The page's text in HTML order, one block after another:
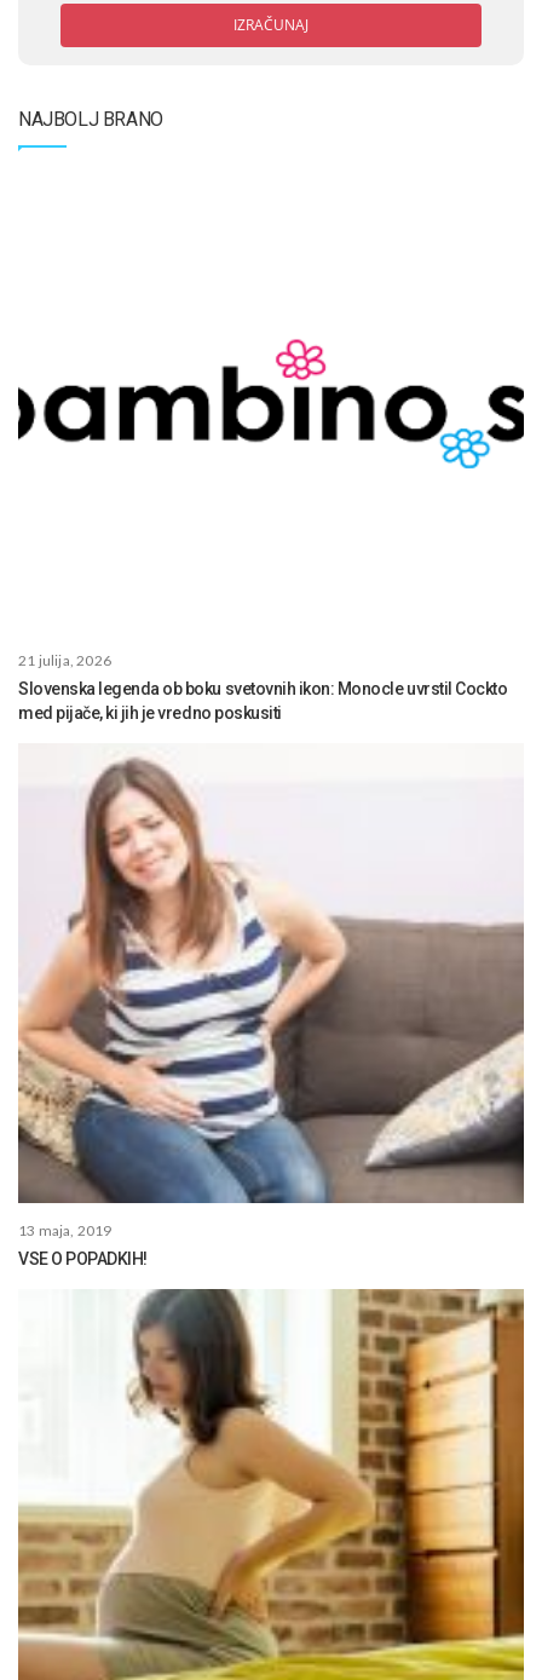
IZRAČUNAJ
NAJBOLJ BRANO
21 julija, 2026
Slovenska legenda ob boku svetovnih ikon: Monocle uvrstil Cockto
med pijače, ki jih je vredno poskusiti
13 maja, 2019
VSE O POPADKIH!